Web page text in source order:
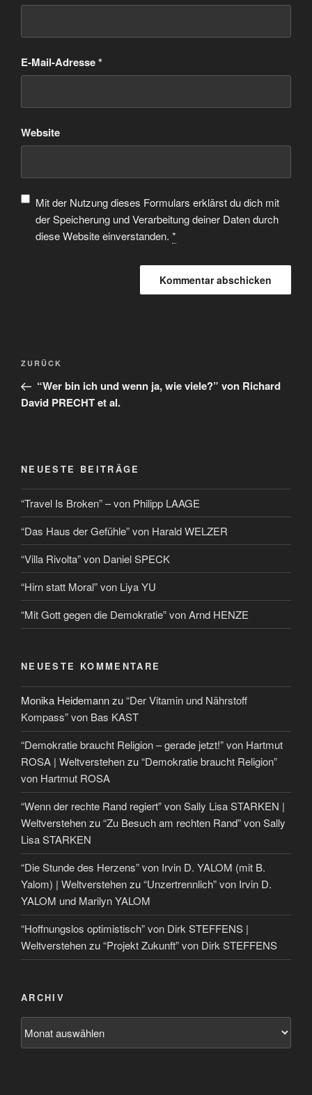
E-Mail-Adresse*
Website
Mit der Nutzung dieses Formulars erklärst du dich mit
der Speicherung und Verarbeitung deiner Daten durch
diese Website einverstanden. *
ZURÜCK
“Wer bin ich und wenn ja, wie viele?” von Richard
David PRECHT et al.
NEUESTE BEITRÄGE
“Travel Is Broken” – von Philipp LAAGE
“Das Haus der Gefühle” von Harald WELZER
“Villa Rivolta” von Daniel SPECK
“Hirn statt Moral” von Liya YU
“Mit Gott gegen die Demokratie” von Arnd HENZE
NEUESTE KOMMENTARE
Monika Heidemannzu“Der Vitamin und Nährstoff
Kompass” von Bas KAST
“Demokratie braucht Religion – gerade jetzt!” von Hartmut
ROSA | Weltverstehenzu“Demokratie braucht Religion”
von Hartmut ROSA
“Wenn der rechte Rand regiert” von Sally Lisa STARKEN |
Weltverstehenzu“Zu Besuch am rechten Rand” von Sally
Lisa STARKEN
“Die Stunde des Herzens” von Irvin D. YALOM (mit B.
Yalom) | Weltverstehenzu“Unzertrennlich” von Irvin D.
YALOM und Marilyn YALOM
“Hoffnungslos optimistisch” von Dirk STEFFENS |
Weltverstehenzu“Projekt Zukunft” von Dirk STEFFENS
ARCHIV